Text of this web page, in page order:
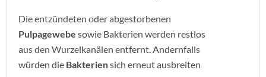
Die entzündeten oder abgestorbenen
Pulpagewebe sowie Bakterien werden restlos
aus den Wurzelkanälen entfernt. Andernfalls
würden die Bakteriensich erneut ausbreiten